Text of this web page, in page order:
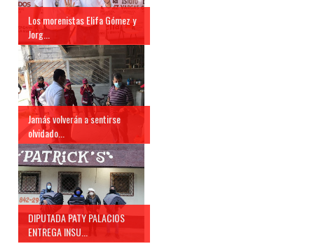
Los morenistas Elifa Gómez y
Jorg...
Jamás volverán a sentirse
olvidado...
DIPUTADA PATY PALACIOS
ENTREGA INSU...